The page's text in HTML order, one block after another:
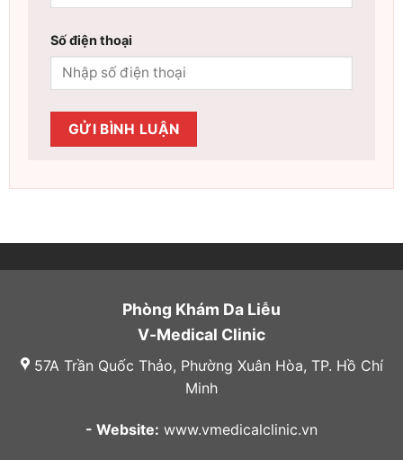
Số điện thoại
Phòng Khám Da Liễu
V-Medical Clinic
57A Trần Quốc Thảo, Phường Xuân Hòa, TP. Hồ Chí
Minh
- Website: www.vmedicalclinic.vn